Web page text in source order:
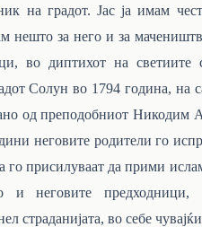
на градот. Јас ја имам
нешто за него и за
во диптихот на
Солун во 1794 година, на
од преподобниот Никодим
неговите родителиго
го присилуваат да прими
и неговите
страданијата, во себе чувајќи